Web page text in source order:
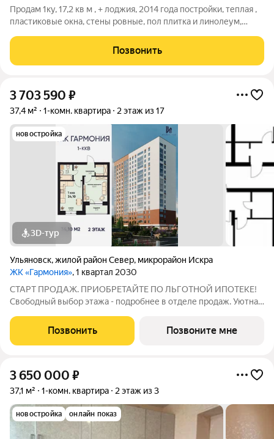
Продам 1ку, 17,2 кв м , + лоджия, 2014 года постройки, теплая ,
пластиковые окна, стены ровные, пол плитка и линолеум,
шлагбаумом, видеонаблюдение. все рядом, лицей, школы ,
детские сады, магазины.
Позвонить
3 703 590 ₽
37,4 м² 1-комн. квартира 2 этаж из 17
новостройка
3D-тур
Ульяновск,жилой район Север, микрорайон Искра
ЖК «Гармония», 1 квартал 2030
СТАРТ ПРОДАЖ. ПРИОБРЕТАЙТЕ ПО ЛЬГОТНОЙ ИПОТЕКЕ!
Свободный выбор этажа - подробнее в отделе продаж. Уютная
тех, кто ценит комфорт и функциональность: продуманная
Позвонить Позвоните мне
3 650 000 ₽
37,1 м² 1-комн. квартира 2 этаж из 3
новостройка онлайн показ